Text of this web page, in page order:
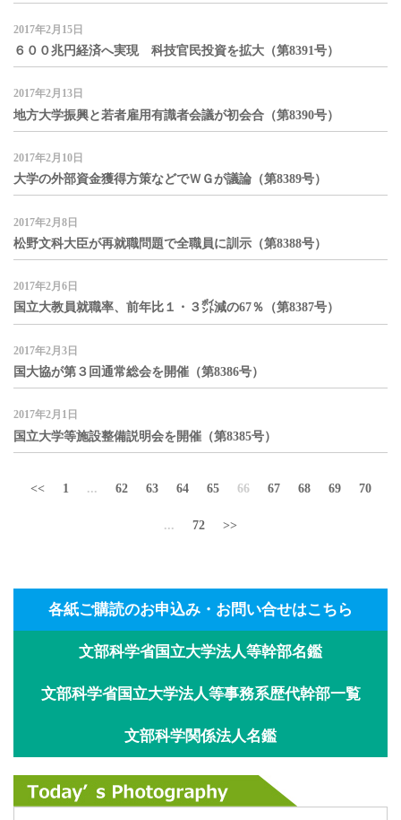
2017年2月15日
６００兆円経済へ実現 科技官民投資を拡大（第8391号）
2017年2月13日
地方大学振興と若者雇用有識者会議が初会合（第8390号）
2017年2月10日
大学の外部資金獲得方策などでＷＧが議論（第8389号）
2017年2月8日
松野文科大臣が再就職問題で全職員に訓示（第8388号）
2017年2月6日
国立大教員就職率、前年比１・３㌽減の67％（第8387号）
2017年2月3日
国大協が第３回通常総会を開催（第8386号）
2017年2月1日
国立大学等施設整備説明会を開催（第8385号）
<< 1 ... 62 63 64 65 66 67 68 69 70
... 72 >>
各紙ご購読のお申込み・お問い合せはこちら
文部科学省国立大学法人等幹部名鑑
文部科学省国立大学法人等事務系歴代幹部一覧
文部科学関係法人名鑑